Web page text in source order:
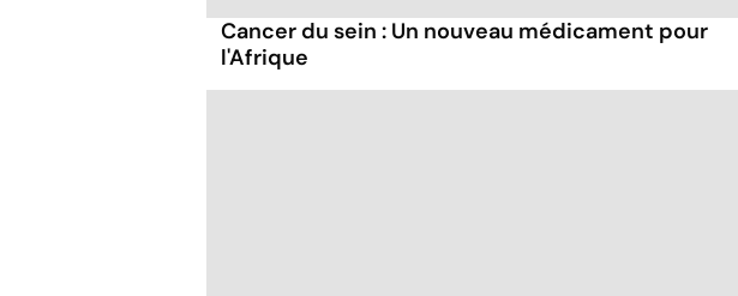
Cancer du sein : Un nouveau médicament pour
l'Afrique